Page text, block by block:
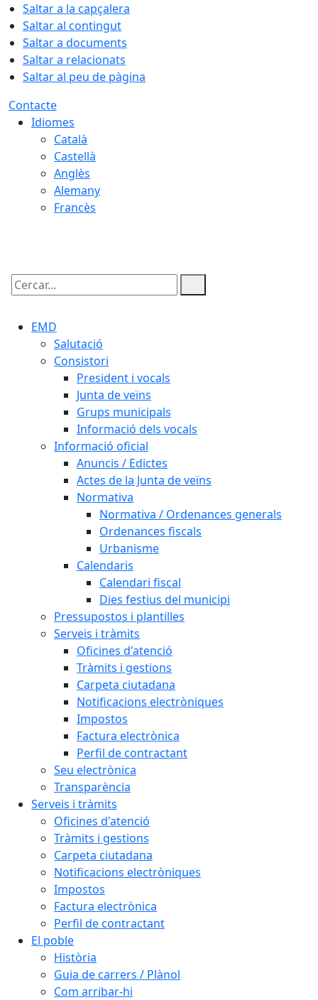
Saltar a la capçalera
Saltar al contingut
Saltar a documents
Saltar a relacionats
Saltar al peu de pàgina
Contacte
Idiomes
Català
Castellà
Anglès
Alemany
Francès
Cercar:
EMD
Salutació
Consistori
President i vocals
Junta de veïns
Grups municipals
Informació dels vocals
Informació oficial
Anuncis / Edictes
Actes de la Junta de veïns
Normativa
Normativa / Ordenances generals
Ordenances fiscals
Urbanisme
Calendaris
Calendari fiscal
Dies festius del municipi
Pressupostos i plantilles
Serveis i tràmits
Oficines d'atenció
Tràmits i gestions
Carpeta ciutadana
Notificacions electròniques
Impostos
Factura electrònica
Perfil de contractant
Seu electrònica
Transparència
Serveis i tràmits
Oficines d'atenció
Tràmits i gestions
Carpeta ciutadana
Notificacions electròniques
Impostos
Factura electrònica
Perfil de contractant
El poble
Història
Guia de carrers / Plànol
Com arribar-hi